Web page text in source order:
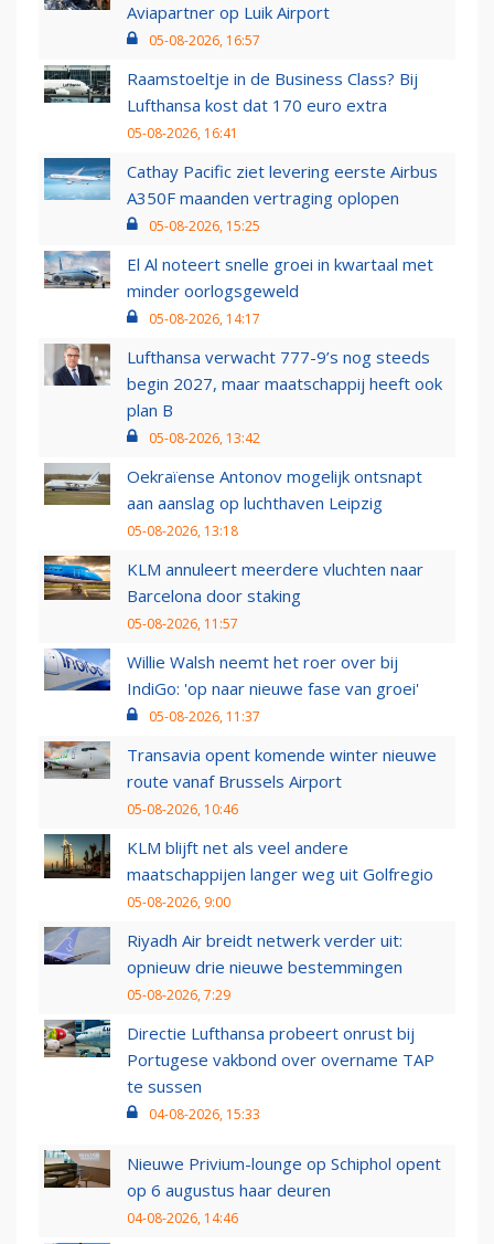
Aviapartner op Luik Airport
05-08-2026, 16:57
Raamstoeltje in de Business Class? Bij
Lufthansa kost dat 170 euro extra
05-08-2026, 16:41
Cathay Pacific ziet levering eerste Airbus
A350F maanden vertraging oplopen
05-08-2026, 15:25
El Al noteert snelle groei in kwartaal met
minder oorlogsgeweld
05-08-2026, 14:17
Lufthansa verwacht 777-9’s nog steeds
begin 2027, maar maatschappij heeft ook
plan B
05-08-2026, 13:42
Oekraïense Antonov mogelijk ontsnapt
aan aanslag op luchthaven Leipzig
05-08-2026, 13:18
KLM annuleert meerdere vluchten naar
Barcelona door staking
05-08-2026, 11:57
Willie Walsh neemt het roer over bij
IndiGo: 'op naar nieuwe fase van groei'
05-08-2026, 11:37
Transavia opent komende winter nieuwe
route vanaf Brussels Airport
05-08-2026, 10:46
KLM blijft net als veel andere
maatschappijen langer weg uit Golfregio
05-08-2026, 9:00
Riyadh Air breidt netwerk verder uit:
opnieuw drie nieuwe bestemmingen
05-08-2026, 7:29
Directie Lufthansa probeert onrust bij
Portugese vakbond over overname TAP
te sussen
04-08-2026, 15:33
Nieuwe Privium-lounge op Schiphol opent
op 6 augustus haar deuren
04-08-2026, 14:46